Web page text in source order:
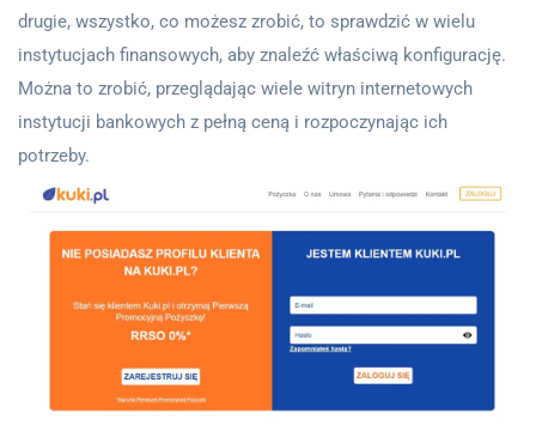
drugie, wszystko, co możesz zrobić, to sprawdzić w wielu
instytucjach finansowych, aby znaleźć właściwą konfigurację.
Można to zrobić, przeglądając wiele witryn internetowych
instytucji bankowych z pełną ceną i rozpoczynając ich
potrzeby.